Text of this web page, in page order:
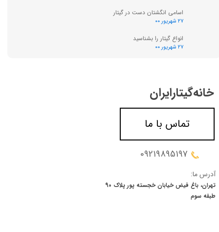
اسامی انگشتان دست در گیتار
۲۷ شهریور ۰۰
انواع گیتار را بشناسید
۲۷ شهریور ۰۰
خانه‌گیتار‌ایران
09219895197
آدرس ما:
تهران، باغ فیض خیابان خجسته پور پلاک 90
​​​​​​​طبقه سوم
تماس با ما